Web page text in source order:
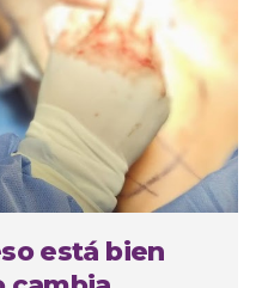
está bien